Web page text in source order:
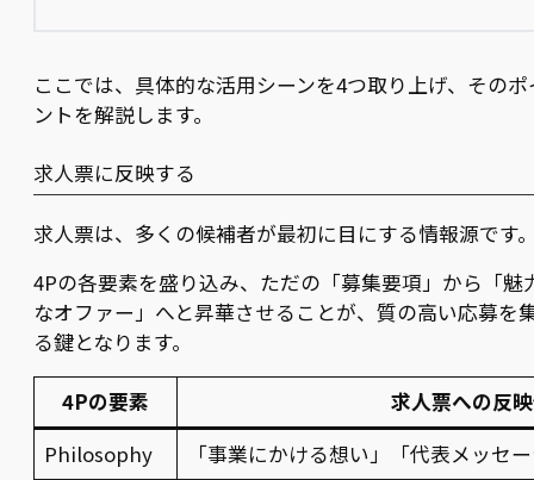
ここでは、具体的な活用シーンを4つ取り上げ、そのポ
ントを解説します。
求人票に反映する
求人票は、多くの候補者が最初に目にする情報源です
4Pの各要素を盛り込み、ただの「募集要項」から「魅
なオファー」へと昇華させることが、質の高い応募を
る鍵となります。
4Pの要素
求人票への反
Philosophy
「事業にかける想い」「代表メッセ